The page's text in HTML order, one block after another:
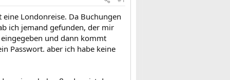
Londonreise. Da Buchungen
ich jemand gefunden, der mir
und dann kommt
Passwort. aber ich habe keine